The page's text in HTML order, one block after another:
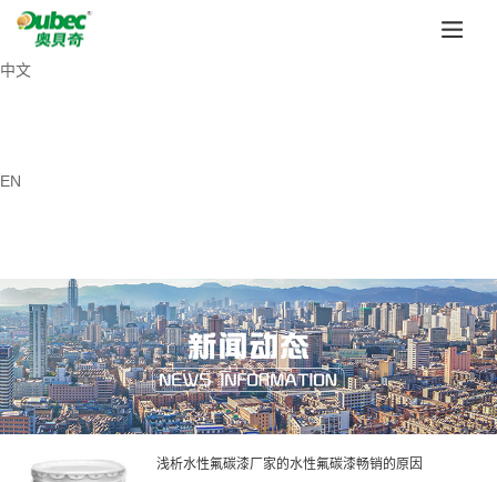
中文
EN
浅析水性氟碳漆厂家的水性氟碳漆畅销的原因